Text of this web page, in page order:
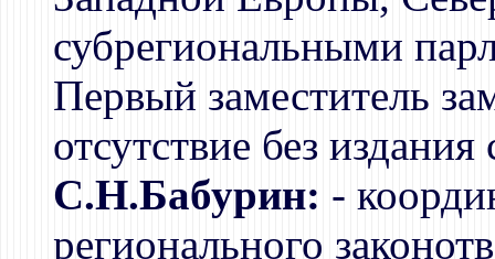
субрегиональными
Первый заместитель
отсутствие без
С.Н.Бабурин: -
регионального